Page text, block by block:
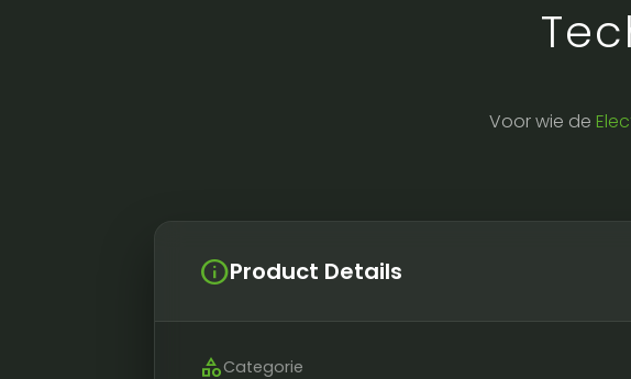
Voor wie de
infoProduct Details
categoryCategorie